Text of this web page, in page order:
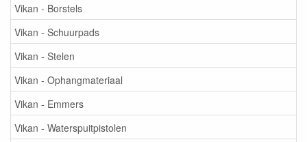
Vikan - Borstels
Vikan - Schuurpads
Vikan - Stelen
Vikan - Ophangmateriaal
Vikan - Emmers
Vikan - Waterspuitpistolen